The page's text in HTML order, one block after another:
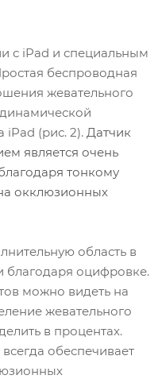
с iPad и специальным
беспроводная
жевательного
iPad (рис. 2). Датчик
является очень
тонкому
окклюзионных
область в
благодаря оцифровке.
можно видеть на
жевательного
в процентах.
обеспечивает